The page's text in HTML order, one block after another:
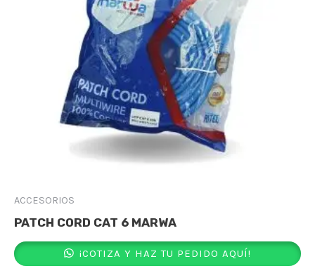
ACCESORIOS
PATCH CORD CAT 6 MARWA
¡COTIZA Y HAZ TU PEDIDO AQUÍ!